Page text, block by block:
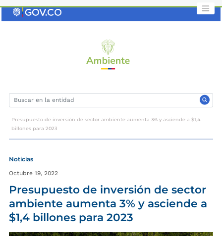
Presupuesto de inversión de sector ambiente aumenta 3% y asciende a $1,4
billones para 2023
Noticias
Octubre 19, 2022
Presupuesto de inversión de sector
ambiente aumenta 3% y asciende a
$1,4 billones para 2023